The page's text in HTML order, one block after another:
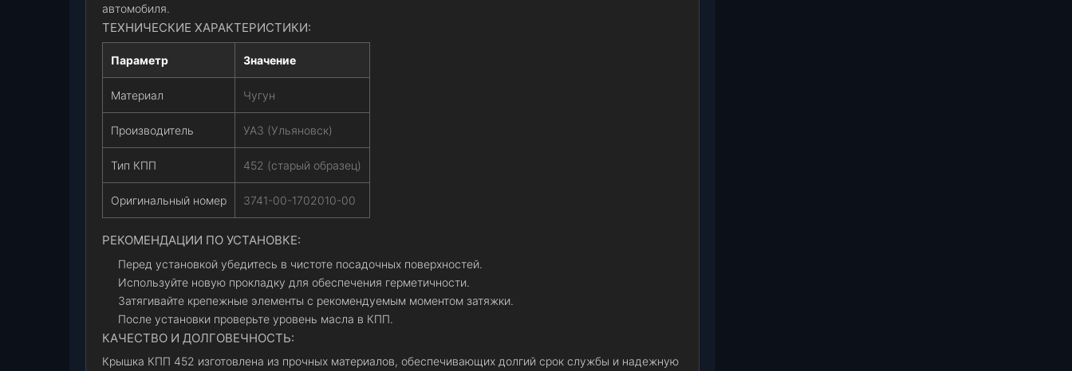
автомобиля.
ТЕХНИЧЕСКИЕ ХАРАКТЕРИСТИКИ:
Параметр Значение
Материал Чугун
Производитель УАЗ (Ульяновск)
Тип КПП 452 (старый образец)
Оригинальный номер 3741-00-1702010-00
РЕКОМЕНДАЦИИ ПО УСТАНОВКЕ:
Перед установкой убедитесь в чистоте посадочных поверхностей.
Используйте новую прокладку для обеспечения герметичности.
Затягивайте крепежные элементы с рекомендуемым моментом затяжки.
После установки проверьте уровень масла в КПП.
КАЧЕСТВО И ДОЛГОВЕЧНОСТЬ:
Крышка КПП 452 изготовлена из прочных материалов, обеспечивающих долгий срок службы и надежную